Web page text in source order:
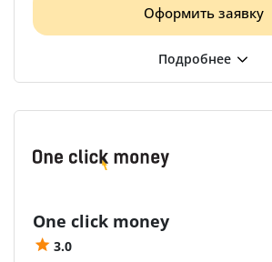
Оформить заявку
One click money
3.0